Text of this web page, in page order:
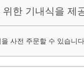
한 기내식을 제
사전 주문할 수 있습니